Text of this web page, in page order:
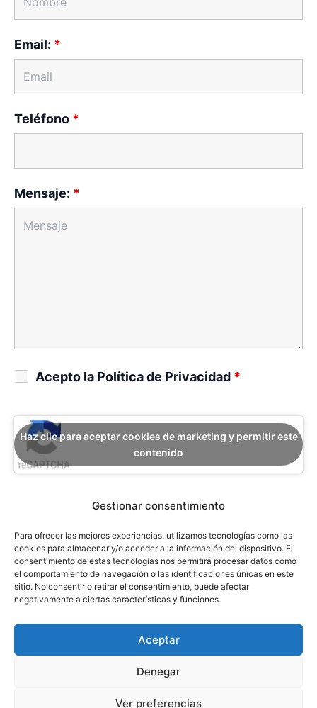
Gestionar consentimiento
Para ofrecer las mejores experiencias, utilizamos tecnologías como las
cookies para almacenar y/o acceder a la información del dispositivo. El
consentimiento de estas tecnologías nos permitirá procesar datos como
el comportamiento de navegación o las identificaciones únicas en este
sitio. No consentir o retirar el consentimiento, puede afectar
negativamente a ciertas características y funciones.
Aceptar
Denegar
Ver preferencias
Email: *
Teléfono *
Mensaje: *
Acepto la Política de Privacidad *
Haz clic para aceptar cookies de marketing y permitir este
contenido
Ver Política de Privacidad
Luis Pérez & Asociados. Abogados - Todos los derechos reservados